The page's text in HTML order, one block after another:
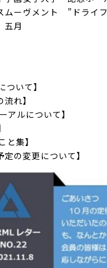
ムーヴメント ”ドライ
月
ついて】
れ】
アルについて】
と集】
定の変更について】